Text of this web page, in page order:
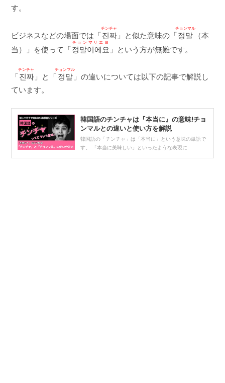
す。
ビジネスなどの場面では「진짜
チンチャ
」と似た意味の「정말
チョンマル
（本
当）」を使って「정말이에요
チョンマリエヨ
」という方が無難です。
「진짜
チンチャ
」と「 정말
チョンマル
」の違いについては以下の記事で解説し
ています。
韓国語のチンチャは『本当に』の意味!チョ
ンマルとの違いと使い方を解説
韓国語の「チンチャ」は「本当に」という意味の単語で
す。 「本当に美味しい」といったような表現に